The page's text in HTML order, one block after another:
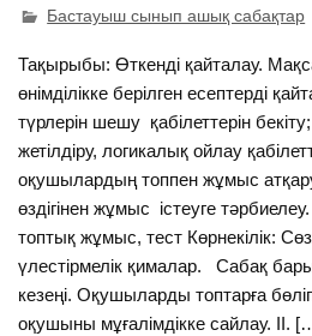
Бастауыш сынып ашық сабақтар
Тақырыбы: Өткенді қайталау.
өнімділікке берілген есептерді
түрлерін шешу қабілеттерін
жетілдіру, логикалық ойлау
оқушылардың топпен жұмыс
өздігінен жұмыс істеуге
топтық жұмыс, тест Көрнекілік:
үлестірмелік қималар. Сабақ
кезеңі. Оқушыларды топтарға
оқушыны мұғалімдікке сайлау. ІІ.